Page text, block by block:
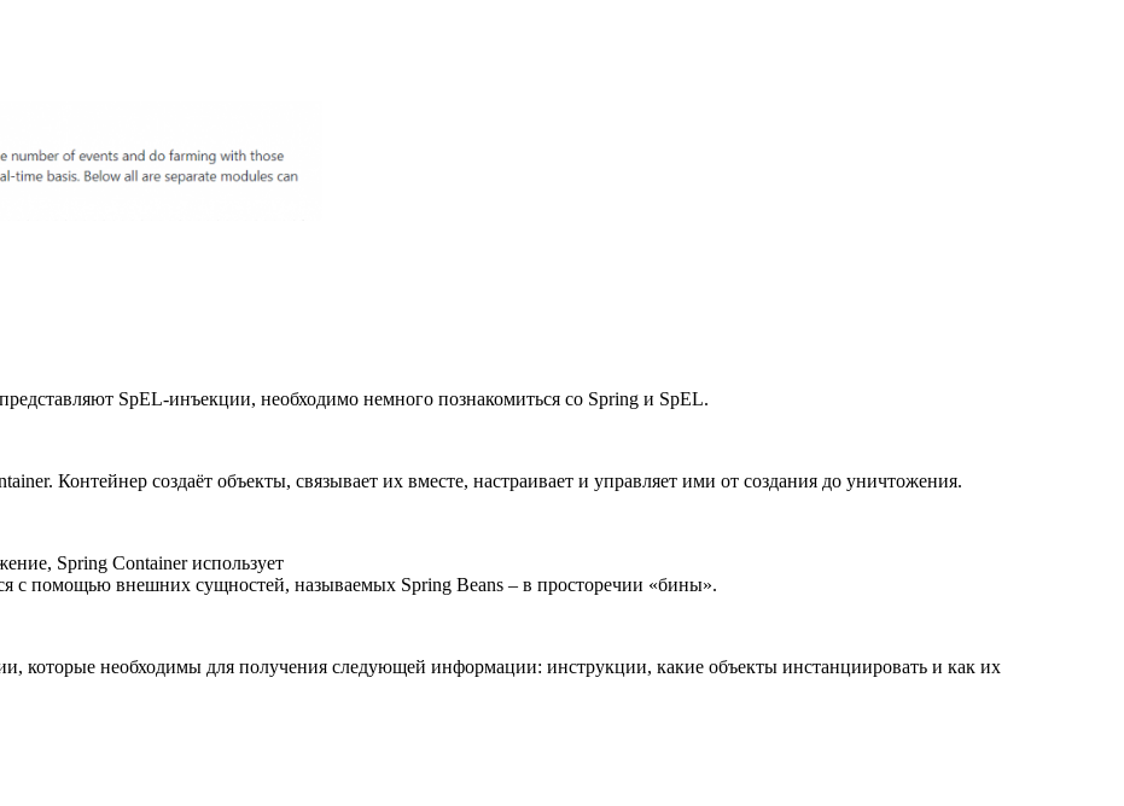
SpEL-инъекции, необходимо немного познакомиться со Spring и SpEL.
Контейнер создаёт объекты, связывает их вместе, настраивает и управляет ими от создания до уничтожения.
Spring Container использует
с помощью внешних сущностей, называемых Spring Beans – в просторечии «бины».
которые необходимы для получения следующей информации: инструкции, какие объекты инстанциировать и как их